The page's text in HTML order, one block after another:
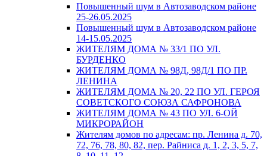
Повышенный шум в Автозаводском районе
25-26.05.2025
Повышенный шум в Автозаводском районе
14-15.05.2025
ЖИТЕЛЯМ ДОМА № 33/1 ПО УЛ.
БУРДЕНКО
ЖИТЕЛЯМ ДОМА № 98Д, 98Д/1 ПО ПР.
ЛЕНИНА
ЖИТЕЛЯМ ДОМА № 20, 22 ПО УЛ. ГЕРОЯ
СОВЕТСКОГО СОЮЗА САФРОНОВА
ЖИТЕЛЯМ ДОМА № 43 ПО УЛ. 6-ОЙ
МИКРОРАЙОН
Жителям домов по адресам: пр. Ленина д. 70,
72, 76, 78, 80, 82, пер. Райниса д. 1, 2, 3, 5, 7,